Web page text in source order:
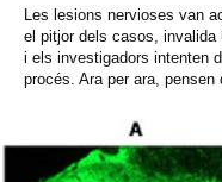
Les lesions nervioses van
el pitjor dels casos, invalida
i els investigadors intenten
procés. Ara per ara,